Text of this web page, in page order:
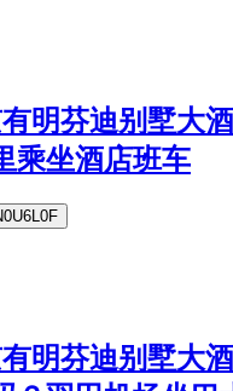
明芬迪别墅大
乘坐酒店班车
明芬迪别墅大